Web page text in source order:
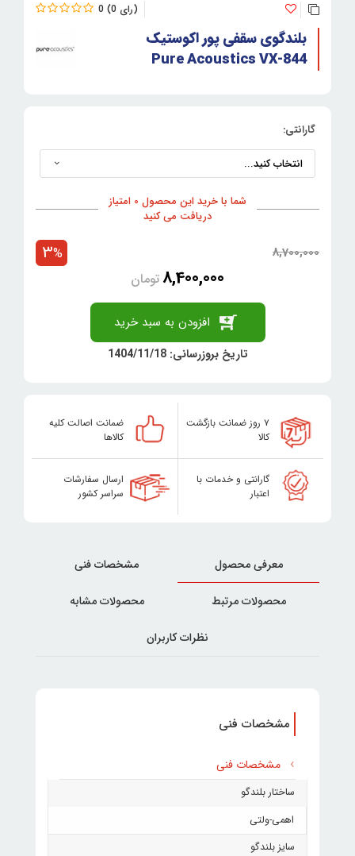
0 0
بلندگوی سقفی پور اکوستیک
Pure Acoustics VX-844
گارانتی:
شما با خرید این محصول 0 امتیاز
دریافت می کنید
8,700,000
8,400,000تومان
3%
افزودن به سبد خرید
تاریخ بروزرسانی: 1404/11/18
۷ روز ضمانت بازگشت
کالا
ضمانت اصالت کلیه
کالاها
گارانتی و خدمات با
اعتبار
ارسال سفارشات
سراسر کشور
معرفی محصول مشخصات فنی
محصولات مرتبط محصولات مشابه
نظرات کاربران
مشخصات فنی
مشخصات فنی
ساختار بلندگو
اهمی-ولتی
سایز بلندگو